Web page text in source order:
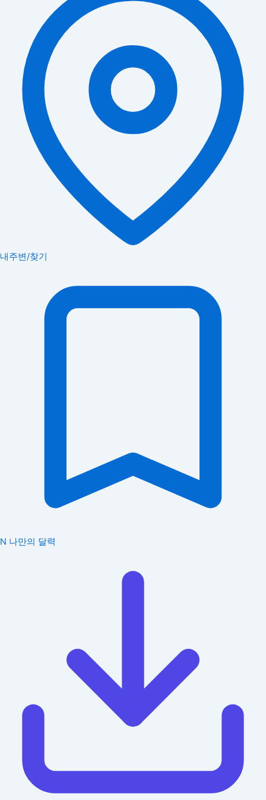
내주변/찾기
N 나만의 달력